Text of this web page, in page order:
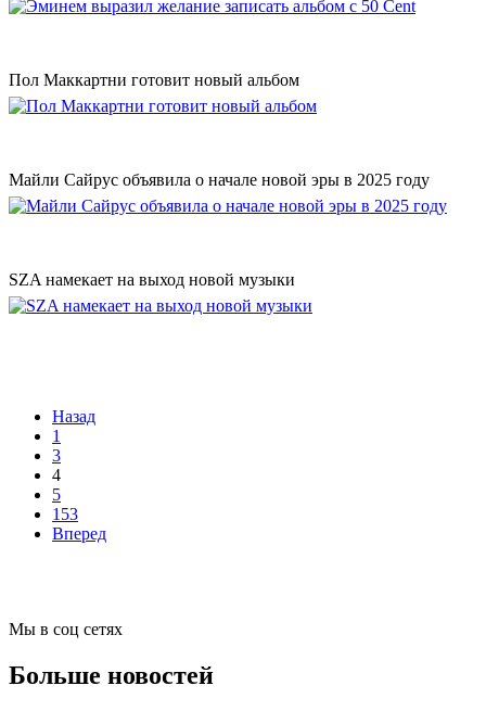
Пол Маккартни готовит новый альбом
Майли Сайрус объявила о начале новой эры в 2025 году
SZA намекает на выход новой музыки
Назад
1
3
4
5
153
Вперед
Мы в соц сетях
Больше новостей